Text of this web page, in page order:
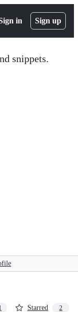
in Sign up
snippets.
Starred 2